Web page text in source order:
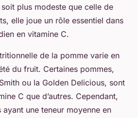
plus modeste que celle de
elle joue un rôle essentiel dans
en vitamine C.
de la pomme varie en
du fruit. Certaines pommes,
ou la Golden Delicious, sont
C que d’autres. Cependant,
ayant une teneur moyenne en